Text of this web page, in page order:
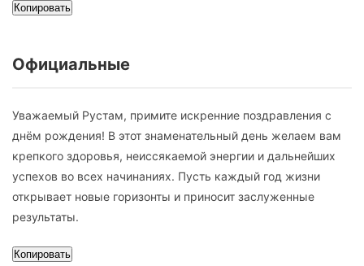
Копировать
Официальные
Уважаемый Рустам, примите искренние поздравления с
днём рождения! В этот знаменательный день желаем вам
крепкого здоровья, неиссякаемой энергии и дальнейших
успехов во всех начинаниях. Пусть каждый год жизни
открывает новые горизонты и приносит заслуженные
результаты.
Копировать